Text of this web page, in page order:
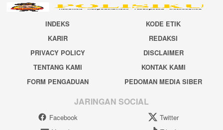
INDEKS
KODE ETIK
KARIR
REDAKSI
PRIVACY POLICY
DISCLAIMER
TENTANG KAMI
KONTAK KAMI
FORM PENGADUAN
PEDOMAN MEDIA SIBER
JARINGAN SOCIAL
Facebook
Twitter